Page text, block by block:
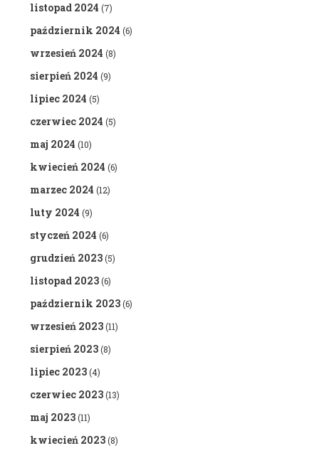
listopad 2024 (7)
październik 2024 (6)
wrzesień 2024 (8)
sierpień 2024 (9)
lipiec 2024 (5)
czerwiec 2024 (5)
maj 2024 (10)
kwiecień 2024 (6)
marzec 2024 (12)
luty 2024 (9)
styczeń 2024 (6)
grudzień 2023(5)
listopad 2023(6)
październik 2023(6)
wrzesień 2023(11)
sierpień 2023(8)
lipiec 2023(4)
czerwiec 2023(13)
maj 2023(11)
kwiecień 2023(8)